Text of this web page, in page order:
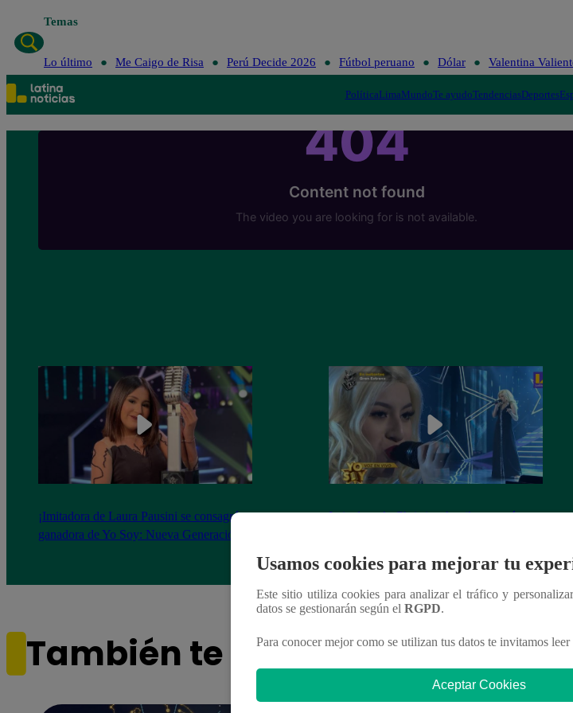
Temas Me
Lo último Me Caigo de Risa Perú Decide 2026 Fútbol peruano Dólar Valentina
PolíticaLimaMundoTe ayudoTendenciasDeportes
¡Imitadora de Laura Pausini se consagró
ganadora de Yo Soy: Nueva Generación!
Imitadora de Christina Aguilera cantó
También te puede interesar
Usamos cookies para mejorar tu
Este sitio utiliza cookies para analizar el tráfico y
datos se gestionarán según el RGPD.
Para conocer mejor como se utilizan tus datos te invitamos leer
Aceptar Cookies